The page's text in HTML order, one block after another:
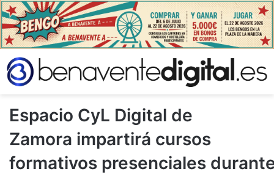
Espacio CyL Digital de
Zamora impartirá cursos
formativos presenciales